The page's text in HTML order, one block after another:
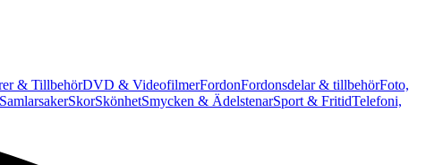
& TillbehörDVD & VideofilmerFordonFordonsdelar & tillbehörFoto,
SamlarsakerSkorSkönhetSmycken & ÄdelstenarSport & FritidTelefoni,